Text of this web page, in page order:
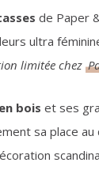
de Paper
ultra
limitée chez
bois et ses
sa place